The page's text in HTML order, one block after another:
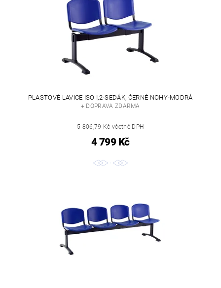
PLASTOVÉ LAVICE ISO I,2-SEDÁK, ČERNÉ NOHY-MODRÁ
+ DOPRAVA ZDARMA
5 806,79 Kč včetně DPH
4 799 Kč